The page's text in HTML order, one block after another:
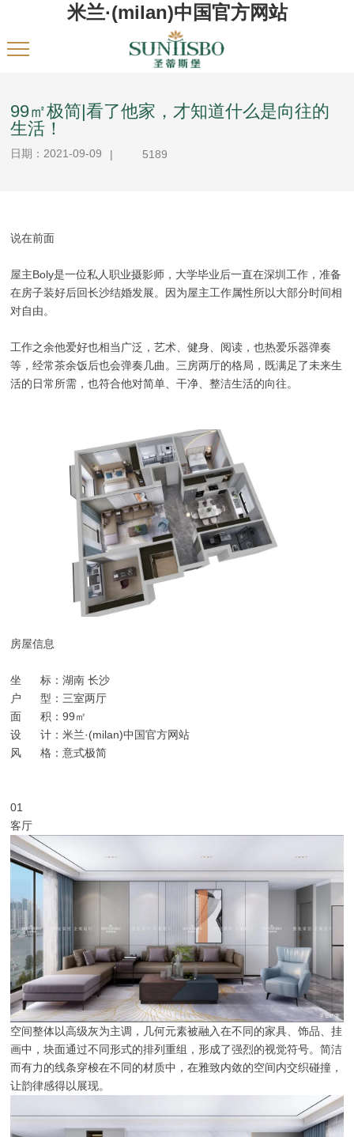
米兰·(milan)中国官方网站
99㎡极简|看了他家，才知道什么是向往的
生活！
日期：2021-09-09 | 5189
说在前面
屋主Boly是一位私人职业摄影师，大学毕业后一直在深圳工作，准备
在房子装好后回长沙结婚发展。因为屋主工作属性所以大部分时间相
对自由。
工作之余他爱好也相当广泛，艺术、健身、阅读，也热爱乐器弹奏
等，经常茶余饭后也会弹奏几曲。三房两厅的格局，既满足了未来生
活的日常所需，也符合他对简单、干净、整洁生活的向往。
房屋信息
坐 标：湖南 长沙
户 型：三室两厅
面 积：99㎡
设 计：米兰·(milan)中国官方网站
风 格：意式极简
01
客厅
空间整体以高级灰为主调，几何元素被融入在不同的家具、饰品、挂
画中，块面通过不同形式的排列重组，形成了强烈的视觉符号。简洁
而有力的线条穿梭在不同的材质中，在雅致内敛的空间内交织碰撞，
让韵律感得以展现。